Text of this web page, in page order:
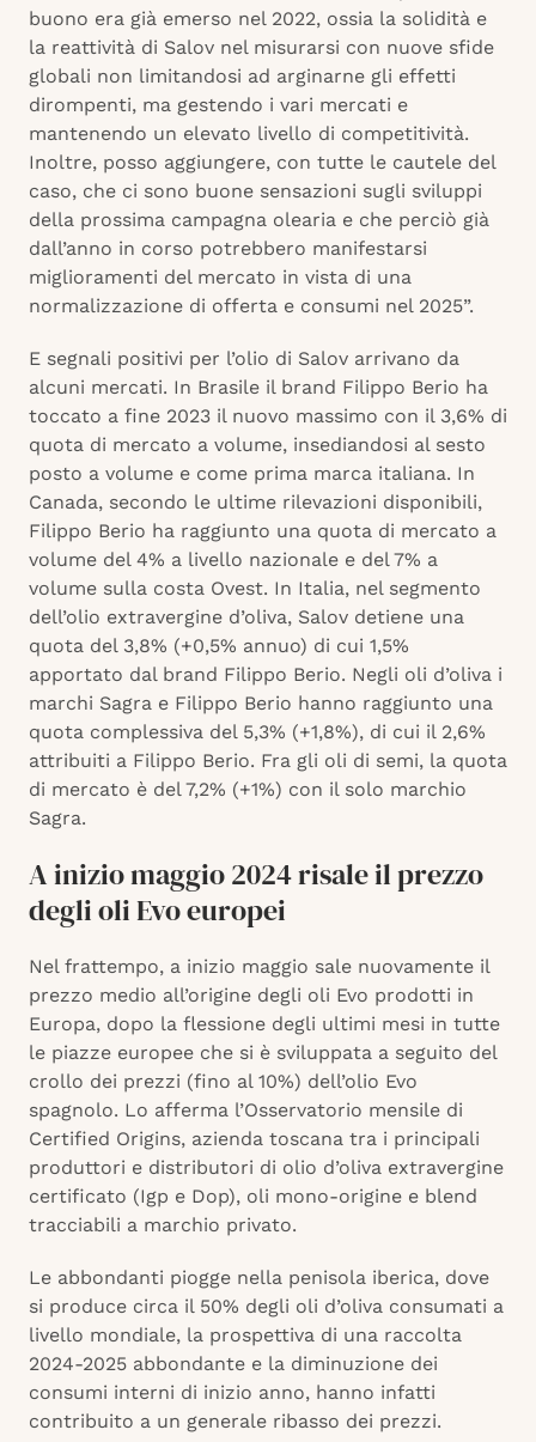
buono era già emerso nel 2022, ossia la solidità e
la reattività di Salov nel misurarsi con nuove sfide
globali non limitandosi ad arginarne gli effetti
dirompenti, ma gestendo i vari mercati e
mantenendo un elevato livello di competitività.
Inoltre, posso aggiungere, con tutte le cautele del
caso, che ci sono buone sensazioni sugli sviluppi
della prossima campagna olearia e che perciò già
dall’anno in corso potrebbero manifestarsi
miglioramenti del mercato in vista di una
normalizzazione di offerta e consumi nel 2025”.
E segnali positivi per l’olio di Salov arrivano da
alcuni mercati. In Brasile il brand Filippo Berio ha
toccato a fine 2023 il nuovo massimo con il 3,6% di
quota di mercato a volume, insediandosi al sesto
posto a volume e come prima marca italiana. In
Canada, secondo le ultime rilevazioni disponibili,
Filippo Berio ha raggiunto una quota di mercato a
volume del 4% a livello nazionale e del 7% a
volume sulla costa Ovest. In Italia, nel segmento
dell’olio extravergine d’oliva, Salov detiene una
quota del 3,8% (+0,5% annuo) di cui 1,5%
apportato dal brand Filippo Berio. Negli oli d’oliva i
marchi Sagra e Filippo Berio hanno raggiunto una
quota complessiva del 5,3% (+1,8%), di cui il 2,6%
attribuiti a Filippo Berio. Fra gli oli di semi, la quota
di mercato è del 7,2% (+1%) con il solo marchio
Sagra.
A inizio maggio 2024 risale il prezzo
degli oli Evo europei
Nel frattempo, a inizio maggio sale nuovamente il
prezzo medio all’origine degli oli Evo prodotti in
Europa, dopo la flessione degli ultimi mesi in tutte
le piazze europee che si è sviluppata a seguito del
crollo dei prezzi (fino al 10%) dell’olio Evo
spagnolo. Lo afferma l’Osservatorio mensile di
Certified Origins, azienda toscana tra i principali
produttori e distributori di olio d’oliva extravergine
certificato (Igp e Dop), oli mono-origine e blend
tracciabili a marchio privato.
Le abbondanti piogge nella penisola iberica, dove
si produce circa il 50% degli oli d’oliva consumati a
livello mondiale, la prospettiva di una raccolta
2024-2025 abbondante e la diminuzione dei
consumi interni di inizio anno, hanno infatti
contribuito a un generale ribasso dei prezzi.